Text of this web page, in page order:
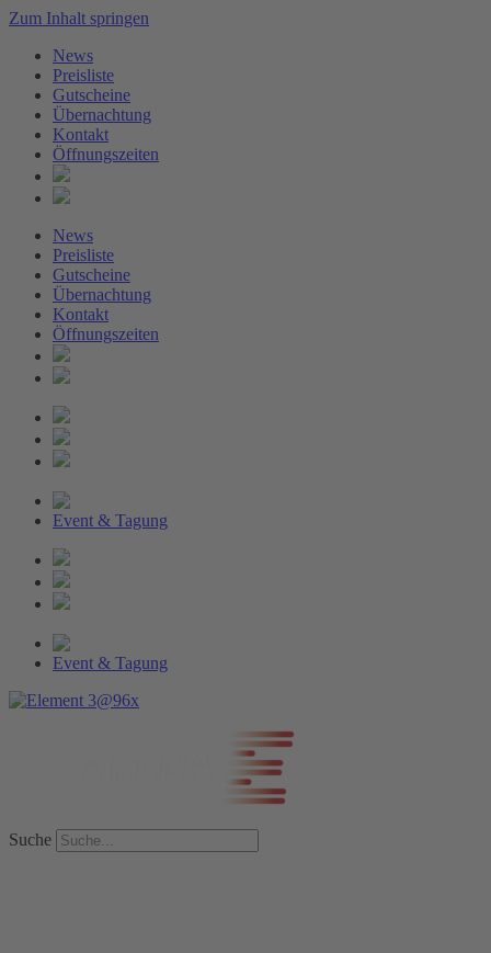
Zum Inhalt springen
News
Preisliste
Gutscheine
Übernachtung
Kontakt
Öffnungszeiten
News
Preisliste
Gutscheine
Übernachtung
Kontakt
Öffnungszeiten
Event & Tagung
Event & Tagung
Suche